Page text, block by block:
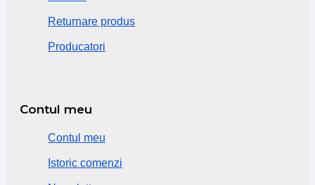
Returnare produs
Producatori
Contul meu
Contul meu
Istoric comenzi